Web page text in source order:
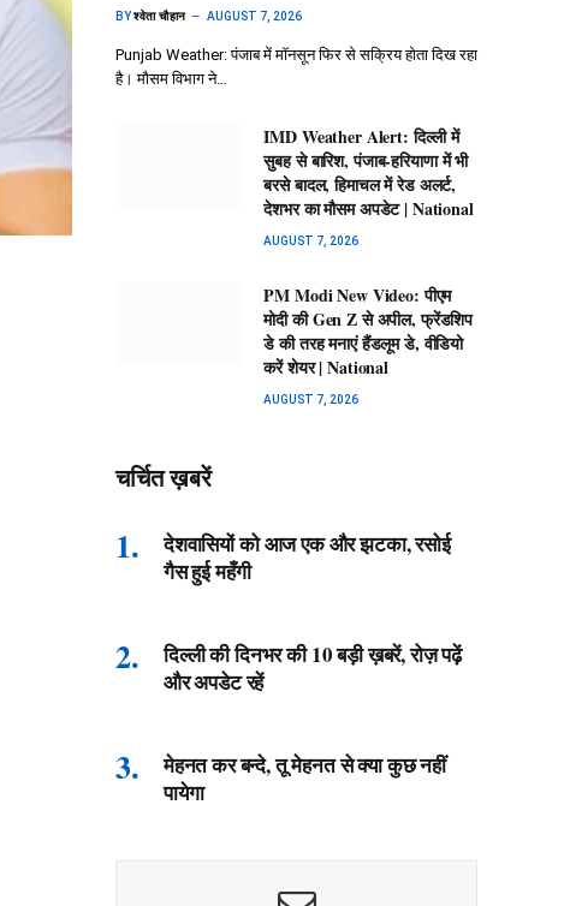
BYश्वेता चौहान AUGUST 7, 2026
Punjab Weather: पंजाब में मॉनसून फिर से सक्रिय होता दिख रहा
है। मौसम विभाग ने…
IMD Weather Alert: दिल्ली में
सुबह से बारिश, पंजाब-हरियाणा में भी
बरसे बादल, हिमाचल में रेड अलर्ट,
देशभर का मौसम अपडेट | National
AUGUST 7, 2026
PM Modi New Video: पीएम
मोदी की Gen Z से अपील, फ्रेंडशिप
डे की तरह मनाएं हैंडलूम डे, वीडियो
करें शेयर | National
AUGUST 7, 2026
चर्चित ख़बरें
देशवासियों को आज एक और झटका, रसोई
गैस हुई महँगी
दिल्ली की दिनभर की 10 बड़ी ख़बरें, रोज़ पढ़ें
और अपडेट रहें
मेहनत कर बन्दे, तू मेहनत से क्या कुछ नहीं
पायेगा